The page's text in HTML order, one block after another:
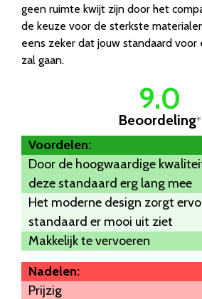
geen ruimte kwijt zijn door het
de keuze voor de sterkste
eens zeker dat jouw standaard voor
zal gaan.
9.0
Beoordeling*
Voordelen:
Door de hoogwaardige
deze standaard erg lang mee
Het moderne design zorgt
standaard er mooi uit ziet
Makkelijk te vervoeren
Nadelen:
Prijzig